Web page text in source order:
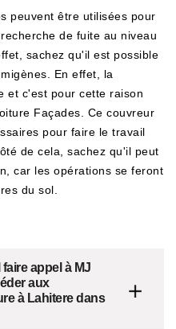
peuvent être utilisées pour
de fuite au niveau
sachez qu'il est possible
En effet, la
et c'est pour cette raison
Façades. Ce couvreur
pour faire le travail
de cela, sachez qu'il peut
car les opérations se feront
du sol.
appel à MJ
aux
à Lahitere dans